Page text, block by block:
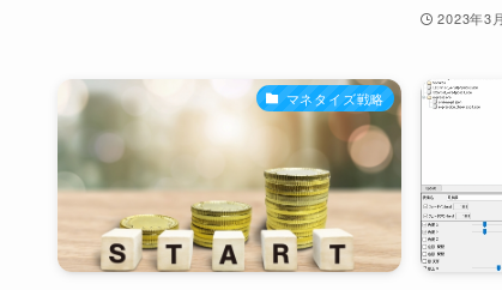
2023年3
マネタイズ戦略